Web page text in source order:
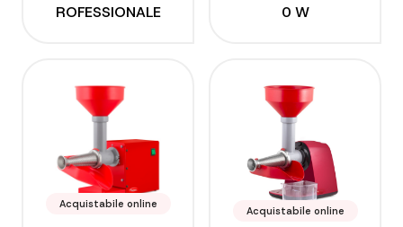
ROFESSIONALE
0 W
Acquistabile online
Acquistabile online